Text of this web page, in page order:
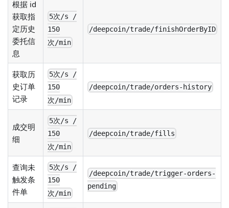
根据 id
获取指
定历史
委托信
息
5次/s /
150
次/min
/deepcoin/trade/finishOrderByID
获取历
史订单
记录
5次/s /
150
次/min
/deepcoin/trade/orders-history
成交明
细
5次/s /
150
次/min
/deepcoin/trade/fills
查询未
触发条
件单
5次/s /
150
次/min
/deepcoin/trade/trigger-orders-
pending